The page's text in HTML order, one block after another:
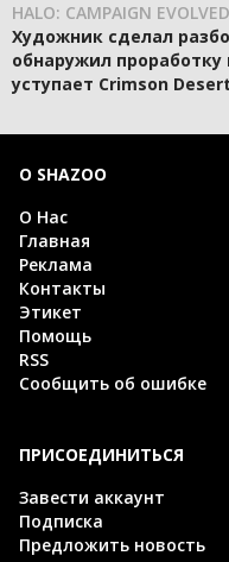
HALO: CAMPAIGN EVOLVED
Художник сделал
обнаружил
уступает Crimson Desert
О SHAZOO
О Нас
Главная
Реклама
Контакты
Этикет
Помощь
RSS
Сообщить об ошибке
ПРИСОЕДИНИТЬСЯ
Завести аккаунт
Подписка
Предложить новость